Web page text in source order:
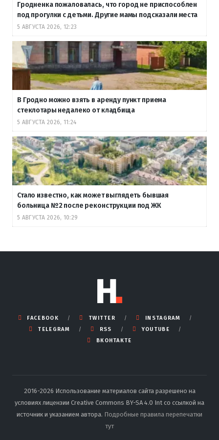
Гродненка пожаловалась, что город не приспособлен
под прогулки с детьми. Другие мамы подсказали места
5 АВГУСТА 2026, 12:23
В Гродно можно взять в аренду пункт приема
стеклотары недалеко от кладбища
5 АВГУСТА 2026, 11:24
Стало известно, как может выглядеть бывшая
больница №2 после реконструкции под ЖК
5 АВГУСТА 2026, 10:29
FACEBOOK TWITTER
INSTAGRAM
TELEGRAM
RSS
YOUTUBE
ВКОНТАКТЕ
2016-2026 Использование материалов сайта разрешено на
условиях лицензии Creative Commons BY-SA 4.0 Int со ссылкой на
источник и указанием автора. Подробные правила перепечатки
тут